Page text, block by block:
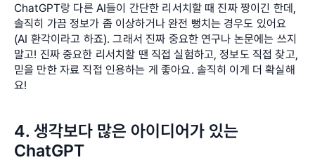
ChatGPT랑 다른 AI들이 간단한 리서치할 때 진짜 짱이긴 한데,
솔직히 가끔 정보가 좀 이상하거나 완전 뻥치는 경우도 있어요
(AI 환각이라고 하죠). 그래서 진짜 중요한 연구나 논문에는 쓰지
말고! 진짜 중요한 리서치할 땐 직접 실험하고, 정보도 직접 찾고,
믿을 만한 자료 직접 인용하는 게 좋아요. 솔직히 이게 더 확실해
요!
4. 생각보다 많은 아이디어가 있는
ChatGPT